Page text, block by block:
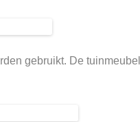
gebruikt. De